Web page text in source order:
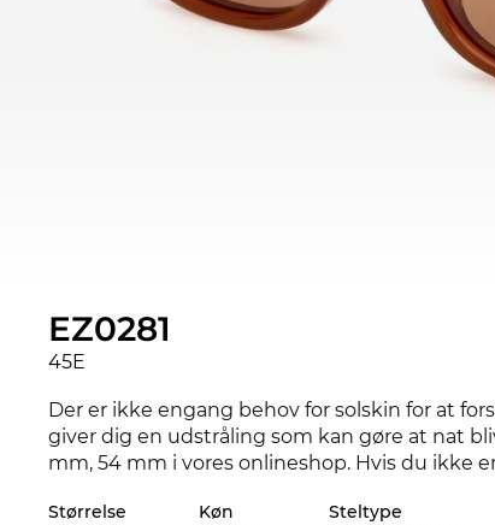
EZ0281
45E
Der er ikke engang behov for solskin for at
giver dig en udstråling som kan gøre at nat
mm, 54 mm i vores onlineshop. Hvis du ikke
sende briller tilbage som ikke passer i
Størrelse Køn Steltype